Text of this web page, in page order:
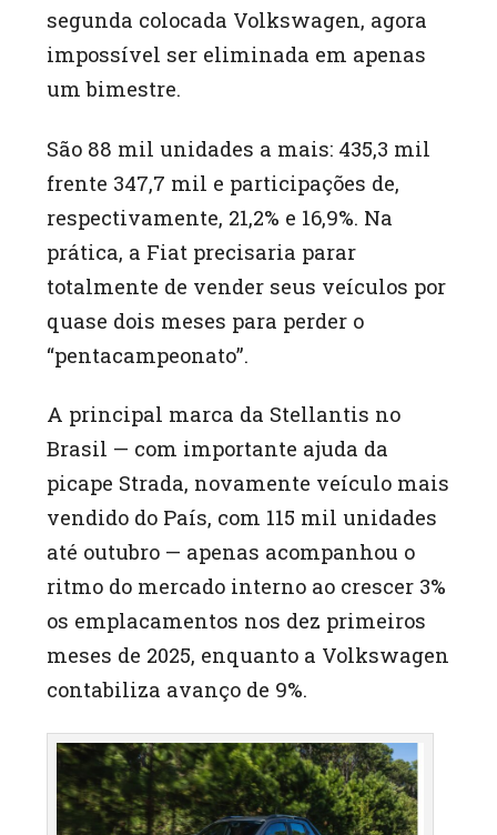
segunda colocada Volkswagen, agora
impossível ser eliminada em apenas
um bimestre.
São 88 mil unidades a mais: 435,3 mil
frente 347,7 mil e participações de,
respectivamente, 21,2% e 16,9%. Na
prática, a Fiat precisaria parar
totalmente de vender seus veículos por
quase dois meses para perder o
“pentacampeonato”.
A principal marca da Stellantis no
Brasil — com importante ajuda da
picape Strada, novamente veículo mais
vendido do País, com 115 mil unidades
até outubro — apenas acompanhou o
ritmo do mercado interno ao crescer 3%
os emplacamentos nos dez primeiros
meses de 2025, enquanto a Volkswagen
contabiliza avanço de 9%.